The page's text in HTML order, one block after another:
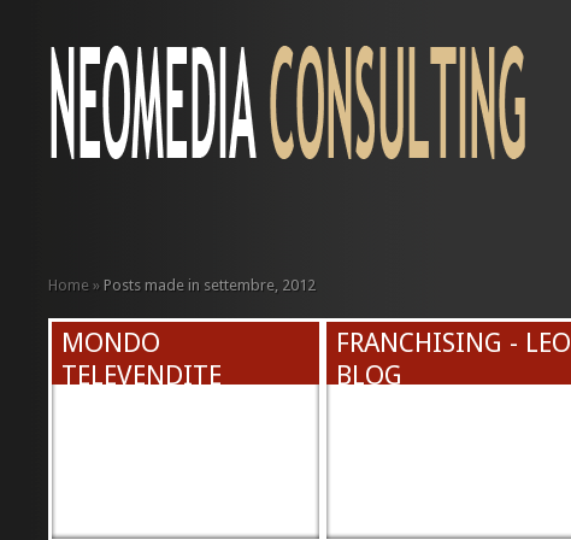
Home » Posts made in settembre, 2012
MONDO
TELEVENDITE
FRANCHISING - LEO
BLOG